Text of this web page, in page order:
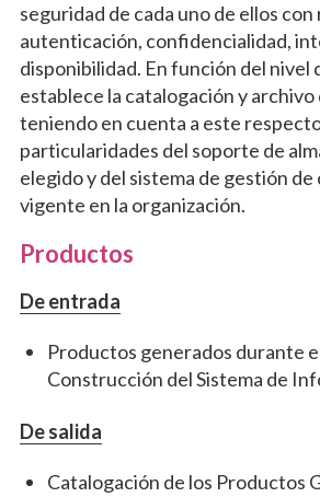
seguridad de cada uno de ellos con
autenticación, confidencialidad,
disponibilidad. En función del nivel
establece la catalogación y
teniendo en cuenta a este
particularidades del soporte de
elegido y del sistema de gestión
vigente en la organización.
Productos
De entrada
Productos generados durante
Construcción del Sistema de
De salida
Catalogación de los Productos